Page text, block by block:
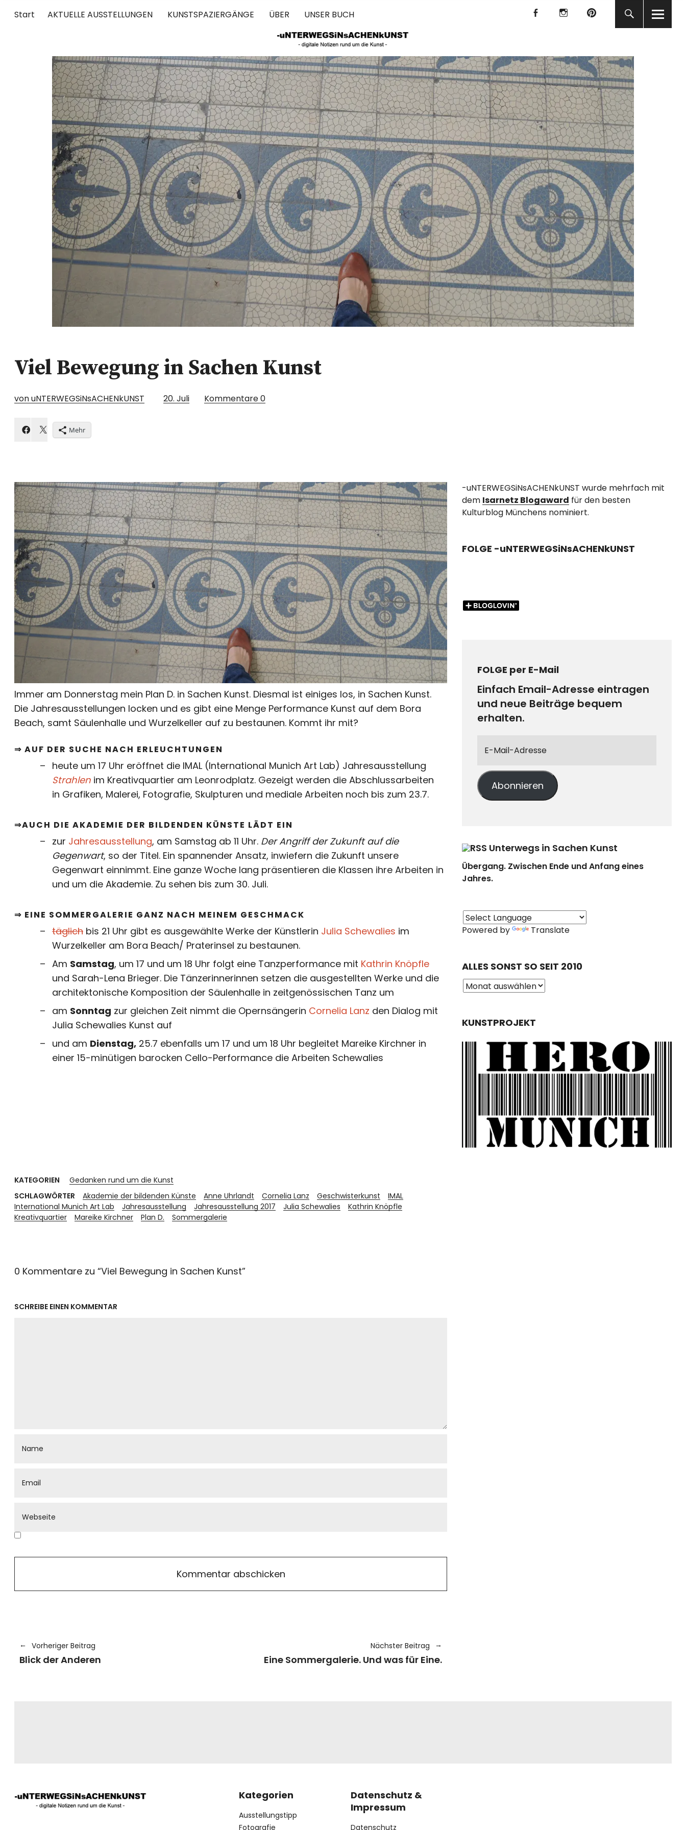
Start AKTUELLE AUSSTELLUNGEN KUNSTSPAZIERGÄNGE ÜBER UNSER BUCH
UNTERWEGS IN SACHEN KUNST
RUND UM DIE ZEITGENÖSSISCHE KUNST
f I P
Viel Bewegung in Sachen Kunst
von uNTERWEGSiNsACHENkUNST 20. Juli Kommentare0
Mehr
Immer am Donnerstag mein Plan D. in Sachen Kunst. Diesmal ist einiges los, in Sachen Kunst.
Die Jahresausstellungen locken und es gibt eine Menge Performance Kunst auf dem Bora
Beach, samt Säulenhalle und Wurzelkeller auf zu bestaunen. Kommt ihr mit?
⇒ AUF DER SUCHE NACH ERLEUCHTUNGEN
heute um 17 Uhr eröffnet die IMAL (International Munich Art Lab) Jahresausstellung
Strahlen im Kreativquartier am Leonrodplatz. Gezeigt werden die Abschlussarbeiten
in Grafiken, Malerei, Fotografie, Skulpturen und mediale Arbeiten noch bis zum 23.7.
⇒AUCH DIE AKADEMIE DER BILDENDEN KÜNSTE LÄDT EIN
zur Jahresausstellung, am Samstag ab 11 Uhr. Der Angriff der Zukunft auf die
Gegenwart, so der Titel. Ein spannender Ansatz, inwiefern die Zukunft unsere
Gegenwart einnimmt. Eine ganze Woche lang präsentieren die Klassen ihre Arbeiten in
und um die Akademie. Zu sehen bis zum 30. Juli.
⇒ EINE SOMMERGALERIE GANZ NACH MEINEM GESCHMACK
täglich bis 21 Uhr gibt es ausgewählte Werke der Künstlerin Julia Schewalies im
Wurzelkeller am Bora Beach/ Praterinsel zu bestaunen.
Am Samstag, um 17 und um 18 Uhr folgt eine Tanzperformance mit Kathrin Knöpfle
und Sarah-Lena Brieger. Die Tänzerinnerinnen setzen die ausgestellten Werke und die
architektonische Komposition der Säulenhalle in zeitgenössischen Tanz um
am Sonntag zur gleichen Zeit nimmt die Opernsängerin Cornelia Lanz den Dialog mit
Julia Schewalies Kunst auf
und am Dienstag, 25.7 ebenfalls um 17 und um 18 Uhr begleitet Mareike Kirchner in
einer 15-minütigen barocken Cello-Performance die Arbeiten Schewalies
KATEGORIEN
Gedanken rund um die Kunst
SCHLAGWÖRTER
Akademie der bildenden Künste Anne Uhrlandt Cornelia Lanz Geschwisterkunst
IMAL
International Munich Art Lab
Jahresausstellung Jahresausstellung 2017 Julia Schewalies
Kathrin Knöpfle
Kreativquartier
Mareike Kirchner Plan D. Sommergalerie
0 Kommentare zu “Viel Bewegung in Sachen Kunst”
SCHREIBE EINEN KOMMENTAR
Vorheriger Beitrag
Blick der Anderen
Nächster Beitrag
Eine Sommergalerie. Und was für Eine.
-uNTERWEGSiNsACHENkUNST wurde mehrfach mit
dem Isarnetz Blogaward für den besten
Kulturblog Münchens nominiert.
FOLGE -uNTERWEGSiNsACHENkUNST
FOLGE per E-Mail
Einfach Email-Adresse eintragen
und neue Beiträge bequem
erhalten.
Abonnieren
Unterwegs in Sachen Kunst
Übergang. Zwischen Ende und Anfang eines
Jahres.
Powered by Translate
ALLES SONST SO SEIT 2010
KUNSTPROJEKT
Kategorien
Ausstellungstipp
Fotografie
Datenschutz &
Impressum
Datenschutz